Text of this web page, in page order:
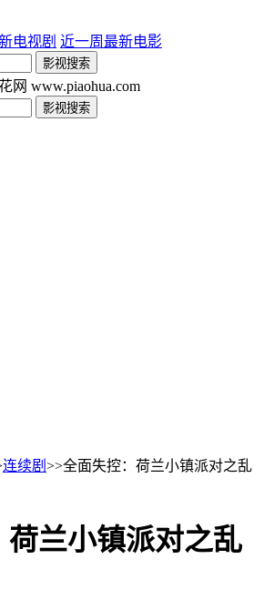
电视剧 近一周最新电影
网 www.piaohua.com
连续剧 >>全面失控：荷兰小镇派对之乱
兰小镇派对之乱